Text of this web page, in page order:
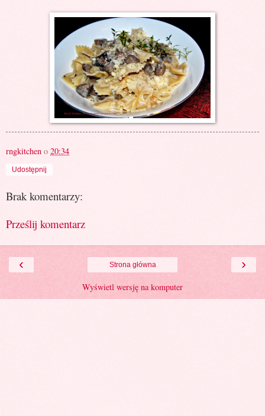
rngkitchen o 20:34
Udostępnij
Brak komentarzy:
Prześlij komentarz
‹ ›
Strona główna
Wyświetl wersję na komputer